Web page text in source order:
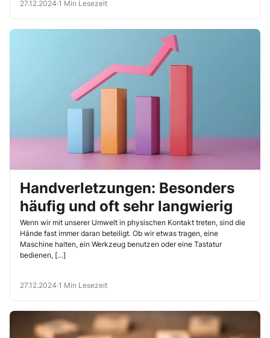
27.12.2024·1 Min Lesezeit
Handverletzungen: Besonders
häufig und oft sehr langwierig
Wenn wir mit unserer Umwelt in physischen Kontakt treten, sind die
Hände fast immer daran beteiligt. Ob wir etwas tragen, eine
Maschine halten, ein Werkzeug benutzen oder eine Tastatur
bedienen, […]
27.12.2024·1 Min Lesezeit